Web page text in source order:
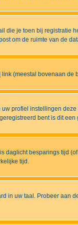
je toen bij registratie
om de ruimte van de
link (meestal bovenaan de
profiel instellingen
bent is dit
besparings tijd
tijd.
uw taal. Probeer